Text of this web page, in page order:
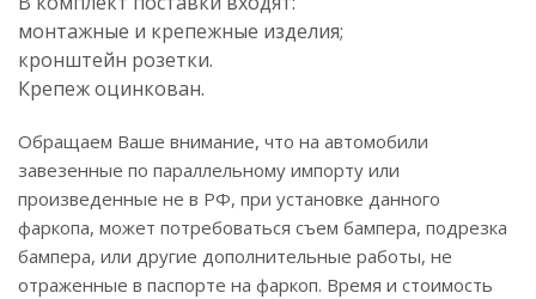
монтажные и крепежные изделия;
кронштейн розетки.
Крепеж оцинкован.
Обращаем Ваше внимание, что на автомобили
завезенные по параллельному импорту или
произведенные не в РФ, при установке данного
фаркопа, может потребоваться съем бампера, подрезка
бампера, или другие дополнительные работы, не
отраженные в паспорте на фаркоп. Время и стоимость